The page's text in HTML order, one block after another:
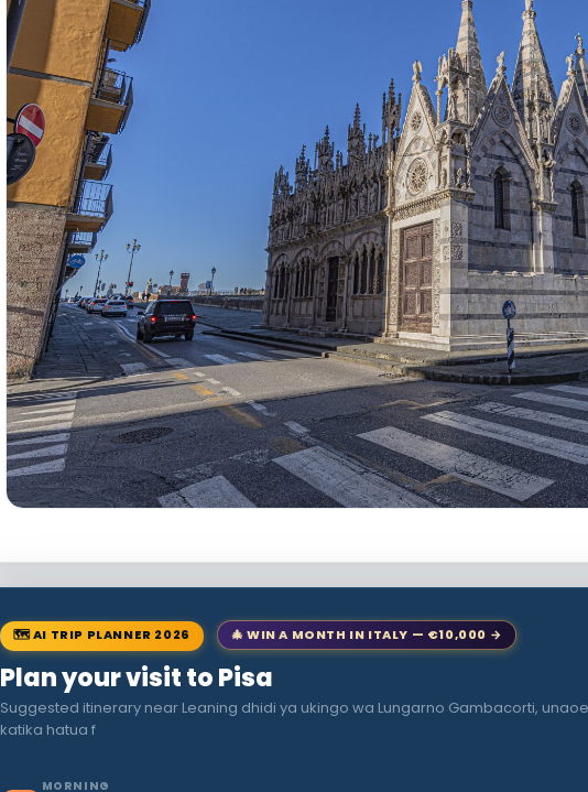
🗺 AI TRIP PLANNER 2026 🎄 WIN A MONTH IN ITALY — €10,000 →
Plan your visit to Pisa
Suggested itinerary near Leaning dhidi ya ukingo wa Lungarno Gambacorti,
katika hatua f
MORNING